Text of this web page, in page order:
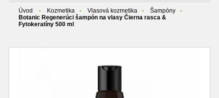
Úvod Kozmetika Vlasová kozmetika
Šampóny
Botanic Regenerúci šampón na vlasy Čierna rasca &
Fytokeratíny 500 ml